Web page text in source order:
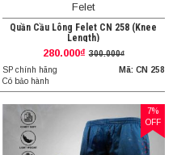
Felet
Quần Cầu Lông Felet CN 258 (Knee
Length)
280.000₫ 300.000₫
SP chính hãng
Có bảo hành
Mã: CN 258
7%
OFF